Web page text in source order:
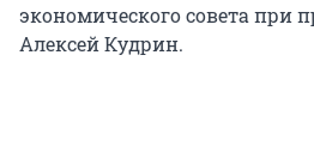
экономического совета при
Алексей Кудрин.